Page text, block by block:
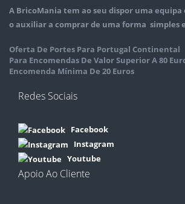
A BricoMania tem ao seu dispor uma equipa
o auxiliar a comprar de uma forma simples
Oferta De Portes Para Portugal Continental
Para Encomendas De Valor Superior A 80
Encomenda Mínima De 20 Euros
Redes Sociais
Facebook
Instagram
Youtube
Apoio Ao Cliente